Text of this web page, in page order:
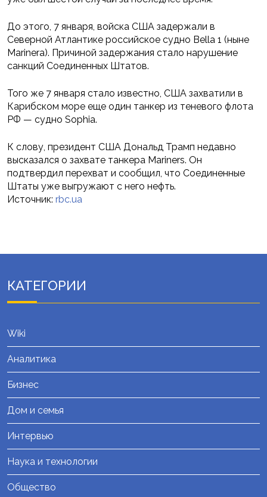
До этого, 7 января, войска США задержали в
Северной Атлантике российское судно Bella 1 (ныне
Marinera). Причиной задержания стало нарушение
санкций Соединенных Штатов.
Того же 7 января стало известно, США захватили в
Карибском море еще один танкер из теневого флота
РФ — судно Sophia.
К слову, президент США Дональд Трамп недавно
высказался о захвате танкера Mariners. Он
подтвердил перехват и сообщил, что Соединенные
Штаты уже выгружают с него нефть.
Источник: rbc.ua
КАТЕГОРИИ
Wiki
Аналитика
Бизнес
Дом и семья
Интервью
Наука и технологии
Общество